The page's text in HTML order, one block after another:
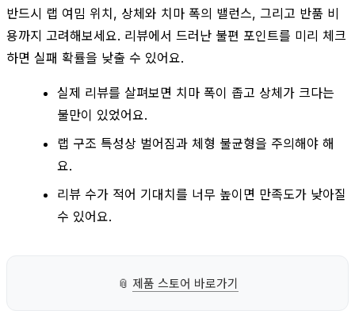
반드시 랩 여밈 위치, 상체와 치마 폭의 밸런스, 그리고 반품 비
용까지 고려해보세요. 리뷰에서 드러난 불편 포인트를 미리 체크
하면 실패 확률을 낮출 수 있어요.
실제 리뷰를 살펴보면 치마 폭이 좁고 상체가 크다는
불만이 있었어요.
랩 구조 특성상 벌어짐과 체형 불균형을 주의해야 해
요.
리뷰 수가 적어 기대치를 너무 높이면 만족도가 낮아질
수 있어요.
📎 제품 스토어 바로가기